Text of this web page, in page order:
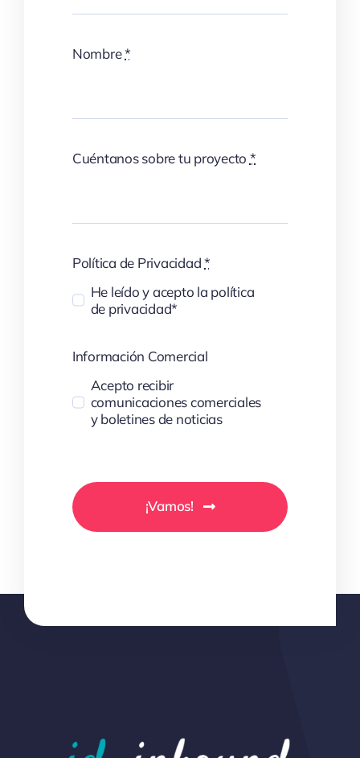
Nombre*
Cuéntanos sobre tu proyecto *
Política de Privacidad*
He leído y acepto la política
de privacidad*
Información Comercial
Acepto recibir
comunicaciones comerciales
y boletines de noticias
¡Vamos!